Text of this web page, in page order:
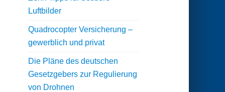
Luftbilder
Quadrocopter Versicherung –
gewerblich und privat
Die Pläne des deutschen
Gesetzgebers zur Regulierung
von Drohnen